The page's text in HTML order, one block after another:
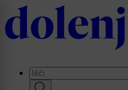
Skip
to
main